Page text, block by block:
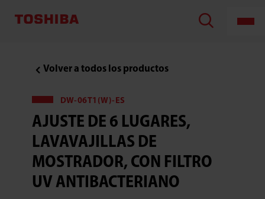
LIFESTYLE
PRODUCTS
antibacteriano
Volver a todos los productos
DW-06T1(W)-ES
AJUSTE DE 6 LUGARES,
LAVAVAJILLAS DE
MOSTRADOR, CON FILTRO
UV ANTIBACTERIANO